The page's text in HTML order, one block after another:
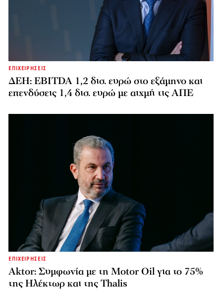
ΕΠΙΧΕΙΡΗΣΕΙΣ
ΔΕΗ: EBITDA 1,2 δισ. ευρώ στο εξάμηνο και
επενδύσεις 1,4 δισ. ευρώ με αιχμή τις ΑΠΕ
ΕΠΙΧΕΙΡΗΣΕΙΣ
Aktor: Συμφωνία με τη Motor Oil για το 75%
της Ηλέκτωρ και της Thalis